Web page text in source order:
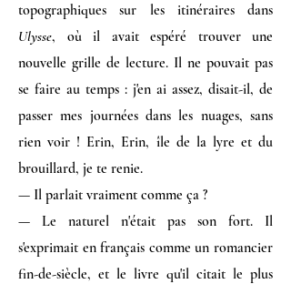
topographiques sur les itinéraires dans
Ulysse, où il avait espéré trouver une
nouvelle grille de lecture. Il ne pouvait pas
se faire au temps : j'en ai assez, disait-il, de
passer mes journées dans les nuages, sans
rien voir ! Erin, Erin, île de la lyre et du
brouillard, je te renie.
— Il parlait vraiment comme ça ?
— Le naturel n'était pas son fort. Il
s'exprimait en français comme un romancier
fin-de-siècle, et le livre qu'il citait le plus